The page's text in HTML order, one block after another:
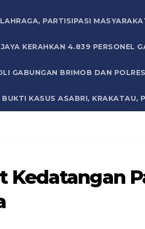
PARTISIPASI
KERAHKAN 4.839 PERSONEL
GABUNGAN BRIMOB DAN
KASUS ASABRI, KRAKATAU,
Kedatangan